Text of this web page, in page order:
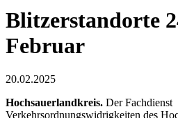
Blitzerstandorte
Februar
20.02.2025
Hochsauerlandkreis. Der Fachdienst
Verkehrsordnungswidrigkeiten des